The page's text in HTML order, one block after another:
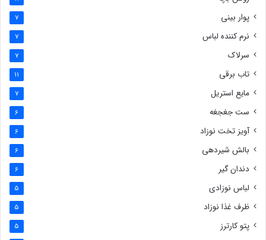
پوار بینی 7
نرم کننده لباس 7
سرلاک 7
تاب برقی 11
مایع استریل 7
ست جغجغه 6
آویز تخت نوزاد 6
بالش شیردهی 6
دندان گیر 6
لباس نوزادی 5
ظرف غذا نوزاد 5
پتو کارترز 5